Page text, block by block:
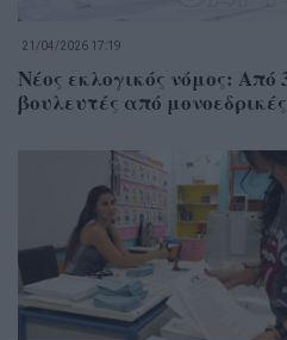
21/04/2026 17:19
Νέος εκλογικός νόμος: Από
βουλευτές από μονοεδρικές